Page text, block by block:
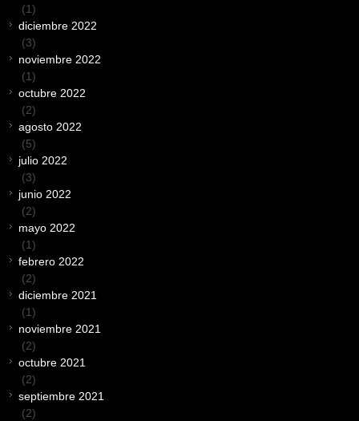
(1)
diciembre 2022
(3)
noviembre 2022
(1)
octubre 2022
(2)
agosto 2022
(5)
julio 2022
(3)
junio 2022
(2)
mayo 2022
(1)
febrero 2022
(2)
diciembre 2021
(1)
noviembre 2021
(2)
octubre 2021
(2)
septiembre 2021
(2)